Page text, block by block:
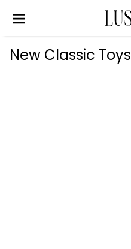
New Classic Toys